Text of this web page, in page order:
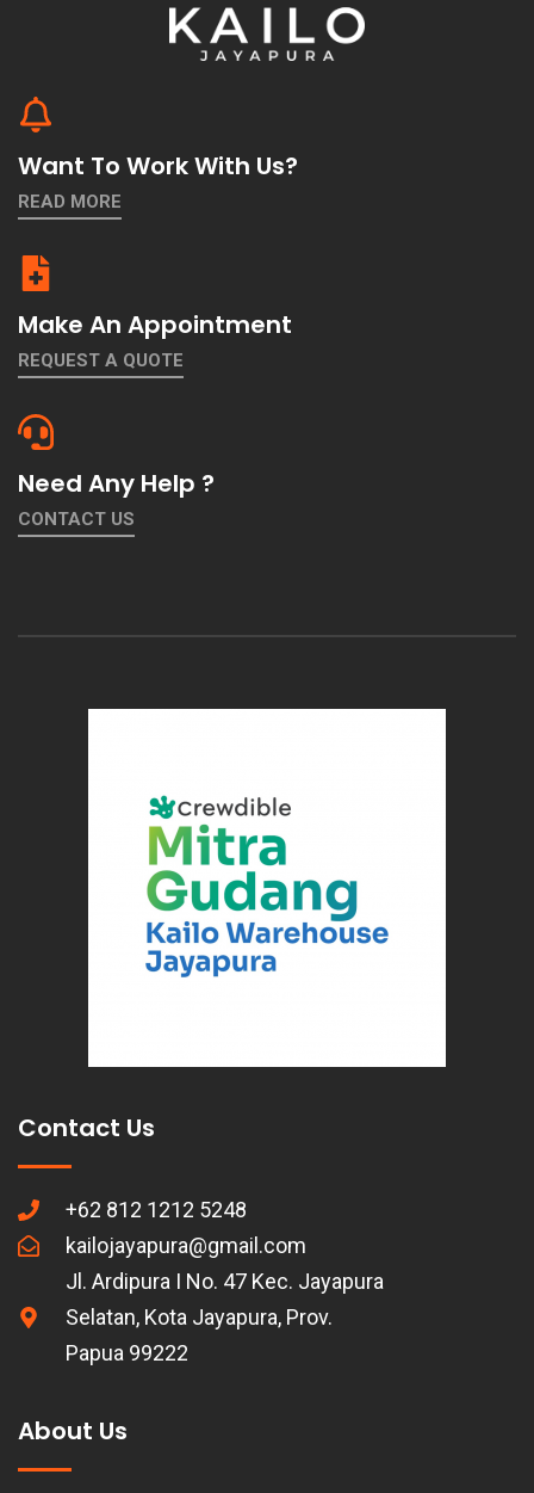
Want To Work With Us?
READ MORE
Make An Appointment
REQUEST A QUOTE
Need Any Help ?
CONTACT US
Contact Us
+62 812 1212 5248
kailojayapura@gmail.com
Jl. Ardipura I No. 47 Kec. Jayapura
Selatan, Kota Jayapura, Prov.
Papua 99222
About Us